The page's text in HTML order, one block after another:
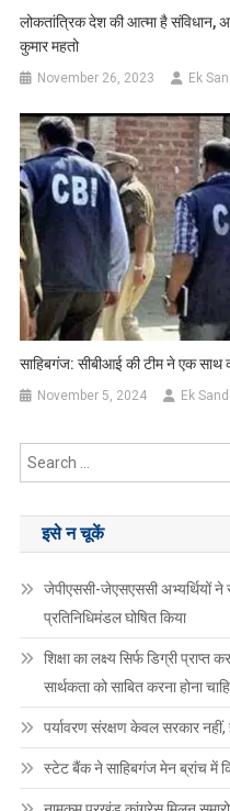
लोकतांत्रिक देश की आत्मा है संविधान,
कुमार महतो
November 26, 2023 Ek
साहिबगंज: सीबीआई की टीम ने एक साथ
November 5, 2024 Ek
इसे न चूकें
जेपीएससी-जेएसएससी अभ्यर्थियों ने
प्रतिनिधिमंडल घोषित किया
शिक्षा का लक्ष्य सिर्फ डिग्री
सार्थकता को साबित करना होना
पर्यावरण संरक्षण केवल सरकार नहीं,
स्टेट बैंक ने साहिबगंज मेन ब्रांच में